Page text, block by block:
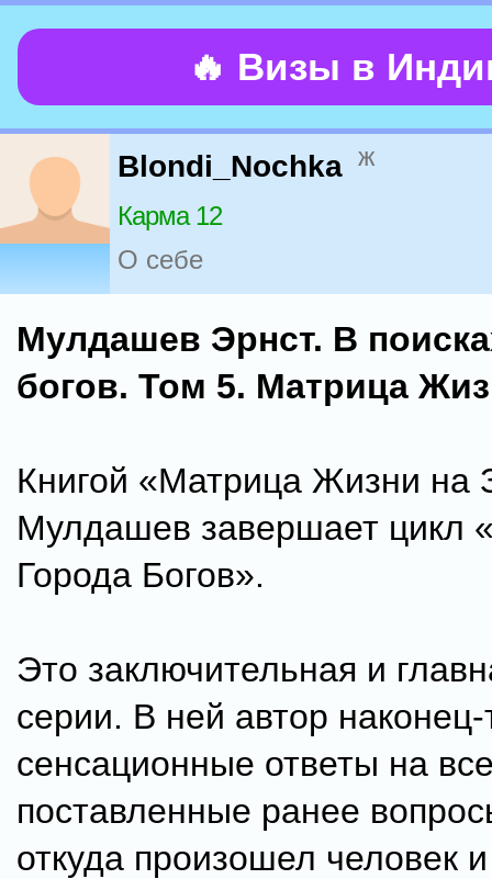
🔥 Визы в
Blondi_Nochka ж
Карма 12
О себе
Мулдашев Эрнст. В
богов. Том 5. Матрица
Книгой «Матрица Жизни на
Мулдашев завершает цикл
Города Богов».
Это заключительная и
серии. В ней автор наконец-
сенсационные ответы на
поставленные ранее
откуда произошел человек и